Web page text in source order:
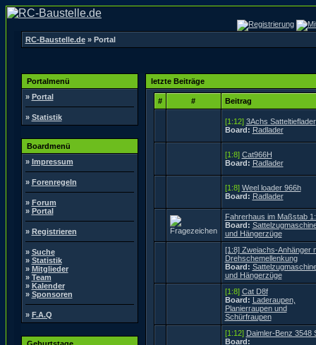
RC-Baustelle.de» Portal
Portalmenü
» Portal
» Statistik
Boardmenü
» Impressum
» Forenregeln
» Forum
» Portal
» Registrieren
» Suche
» Statistik
» Mitglieder
» Team
» Kalender
» Sponsoren
» F.A.Q
letzte Beiträge
# # Beitrag
[1:12] 3Achs Satteltieflader
Board: Radlader
[1:8] Cat966H
Board: Radlader
[1:8] Weel loader 966h
Board: Radlader
Fahrerhaus im Maßstab
Board:
und Hängerzüge
[1:8] Zweiachs-Anhänger
Drehschemellenkung
Board:
und Hängerzüge
[1:8] Cat D8f
Board: Laderaupen,
Planierraupen und
Schürfraupen
[1:12] Daimler-Benz 3548
Board: